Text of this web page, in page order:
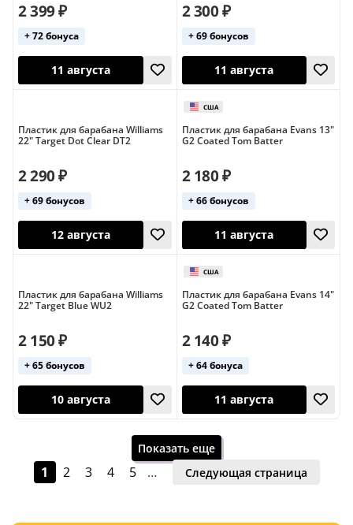
США
13 августа
11 августа 12 августа
2 399 ₽
+ 72 бонуса
11 августа
2 300 ₽
+ 69 бонусов
11 августа
Пластик для барабана Williams
22" Target Dot Clear DT2
2 290 ₽
+ 69 бонусов
Пластик для барабана Еvans 13"
G2 Coated Tom Batter
2 180 ₽
+ 66 бонусов
Пластик для барабана Williams
22" Target Blue WU2
2 150 ₽
+ 65 бонусов
Пластик для барабана Evans 14"
G2 Coated Tom Batter
2 140 ₽
+ 64 бонуса
Показать еще
1 2 3 4 5 … Следующая страница